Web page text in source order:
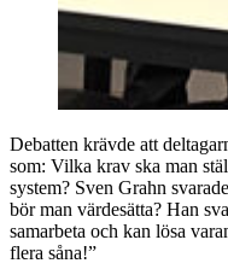
Debatten krävde att
som: Vilka krav ska man
system? Sven Grahn
bör man värdesätta? Han
samarbeta och kan lösa
flera såna!”